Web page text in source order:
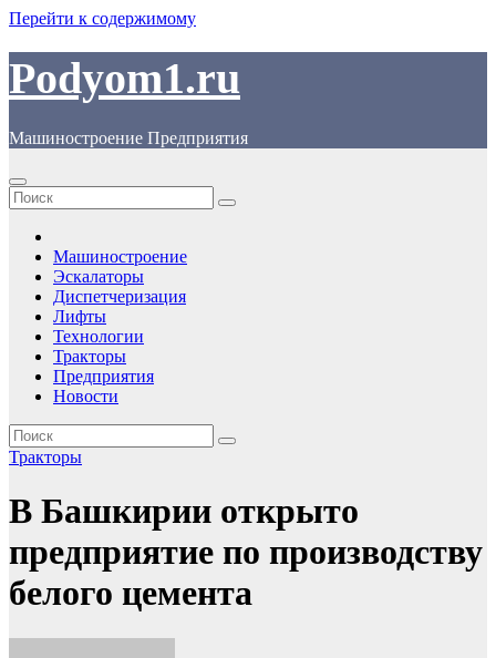
Перейти к содержимому
Podyom1.ru
Машиностроение Предприятия
Машиностроение
Эскалаторы
Диспетчеризация
Лифты
Технологии
Тракторы
Предприятия
Новости
Тракторы
В Башкирии открыто
предприятие по производству
белого цемента